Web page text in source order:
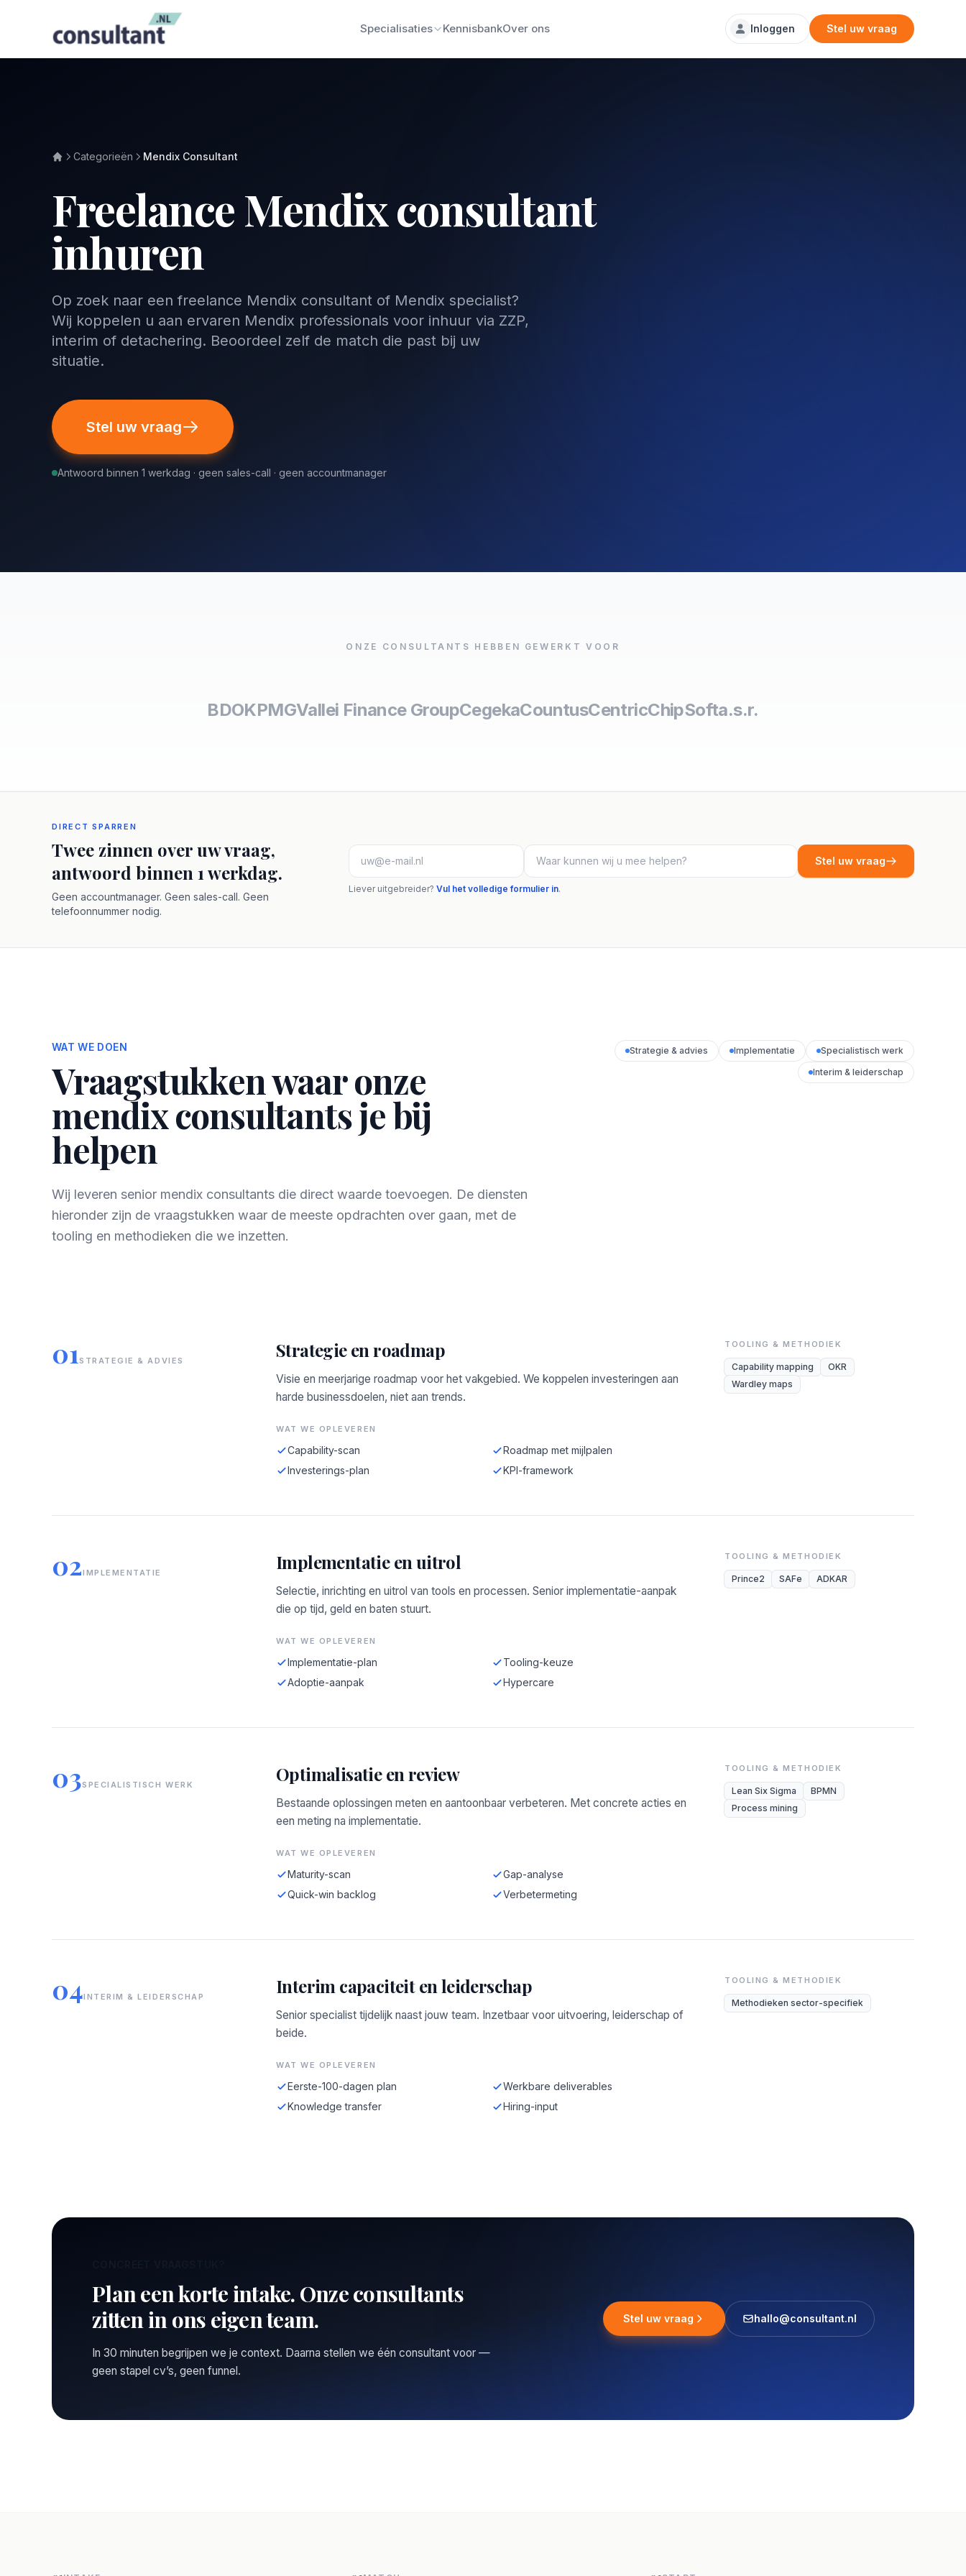
Specialisaties KennisbankOver ons Inloggen Stel uw vraag
Categorieën Mendix Consultant
Freelance Mendix consultant
inhuren
Op zoek naar een freelance Mendix consultant of Mendix specialist?
Wij koppelen u aan ervaren Mendix professionals voor inhuur via ZZP,
interim of detachering. Beoordeel zelf de match die past bij uw
situatie.
Stel uw vraag
Antwoord binnen 1 werkdag · geen sales-call · geen accountmanager
ONZE CONSULTANTS HEBBEN GEWERKT VOOR
BDOKPMGVallei Finance GroupCegekaCountusCentricChipSofta.s.r.
DIRECT SPARREN
Twee zinnen over uw vraag,
antwoord binnen 1 werkdag.
Geen accountmanager. Geen sales-call. Geen
telefoonnummer nodig.
Stel uw vraag
Liever uitgebreider?Vul het volledige formulier in.
WAT WE DOEN
Vraagstukken waar onze
mendix consultants je bij
helpen
Wij leveren senior mendix consultants die direct waarde toevoegen. De diensten
hieronder zijn de vraagstukken waar de meeste opdrachten over gaan, met de
tooling en methodieken die we inzetten.
Strategie & advies Implementatie
Specialistisch werk
Interim & leiderschap
01 STRATEGIE & ADVIES Strategie en roadmap
Visie en meerjarige roadmap voor het vakgebied. We koppelen investeringen aan
harde businessdoelen, niet aan trends.
WAT WE OPLEVEREN
Capability-scan
Roadmap met mijlpalen
Investerings-plan
KPI-framework
TOOLING & METHODIEK
Capability mapping
OKR
Wardley maps
02IMPLEMENTATIE Implementatie en uitrol
Selectie, inrichting en uitrol van tools en processen. Senior implementatie-aanpak
die op tijd, geld en baten stuurt.
WAT WE OPLEVEREN
Implementatie-plan
Tooling-keuze
Adoptie-aanpak
Hypercare
TOOLING & METHODIEK
Prince2 SAFe ADKAR
03SPECIALISTISCH WERK Optimalisatie en review
Bestaande oplossingen meten en aantoonbaar verbeteren. Met concrete acties en
een meting na implementatie.
WAT WE OPLEVEREN
Maturity-scan
Gap-analyse
Quick-win backlog
Verbetermeting
TOOLING & METHODIEK
Lean Six Sigma
BPMN
Process mining
04INTERIM & LEIDERSCHAP Interim capaciteit en leiderschap
Senior specialist tijdelijk naast jouw team. Inzetbaar voor uitvoering, leiderschap of
beide.
WAT WE OPLEVEREN
Eerste-100-dagen plan
Werkbare deliverables
Knowledge transfer
Hiring-input
TOOLING & METHODIEK
Methodieken sector-specifiek
Plan een korte intake. Onze consultants
zitten in ons eigen team.
In 30 minuten begrijpen we je context. Daarna stellen we één consultant voor —
geen stapel cv’s, geen funnel.
Stel uw vraag hallo@consultant.nl